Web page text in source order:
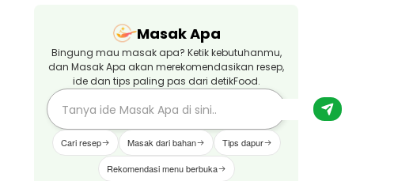
Masak Apa
Bingung mau masak apa? Ketik kebutuhanmu,
dan Masak Apa akan merekomendasikan resep,
ide dan tips paling pas dari detikFood.
Cari resep Masak dari bahan Tips dapur
Rekomendasi menu berbuka